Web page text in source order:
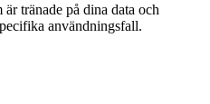
tränade på dina data och
användningsfall.